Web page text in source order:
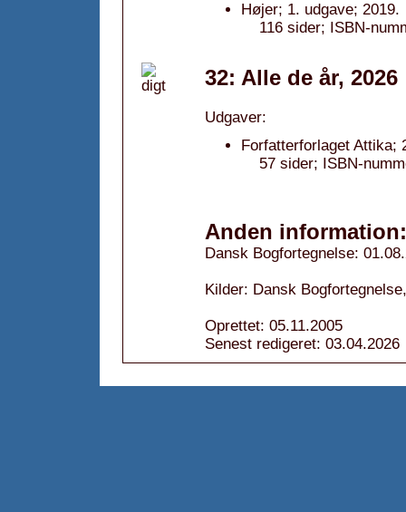
Højer; 1. udgave; 2019.
116 sider; ISBN-
32: Alle de år, 2026
Udgaver:
Forfatterforlaget Attika;
57 sider; ISBN-
Anden information:
Dansk Bogfortegnelse:
Kilder: Dansk
Oprettet: 05.11.2005
Senest redigeret: 03.04.2026